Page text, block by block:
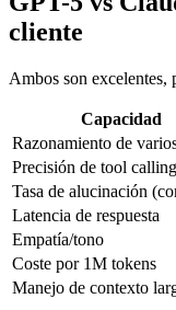
cliente
Ambos son excelentes,
Capacidad
Razonamiento de
Precisión de tool calling
Tasa de alucinación
Latencia de respuesta
Empatía/tono
Coste por 1M tokens
Manejo de contexto